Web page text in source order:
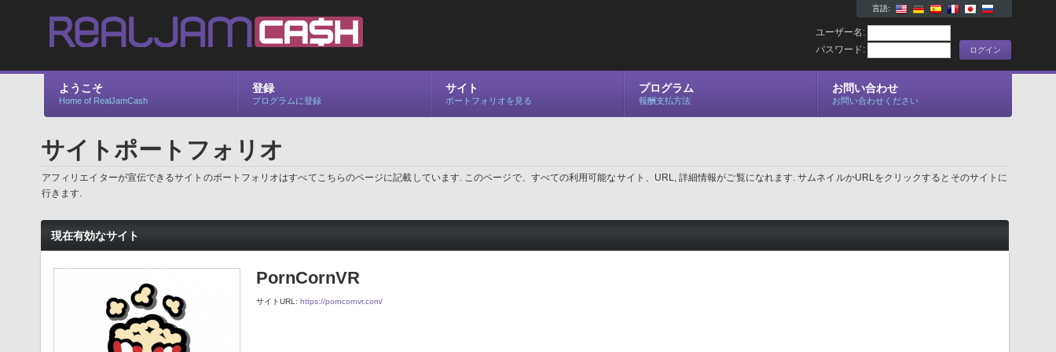
言語:
ユーザー名:
パスワード:
ようこそ
Home of RealJamCash
登録
プログラムに登録
サイト
ポートフォリオを見る
プログラム
報酬支払方法
お問い合わせ
お問い合わせください
サイトポートフォリオ
アフィリエイターが宣伝できるサイトのポートフォリオはすべてこちらのページに記載しています. このページで、すべての利用可能なサイト、URL, 詳細情報がご覧になれます. サムネイルかURLをクリックするとそのサイトに
行きます.
現在有効なサイト
PornCornVR
サイトURL: https://porncornvr.com/